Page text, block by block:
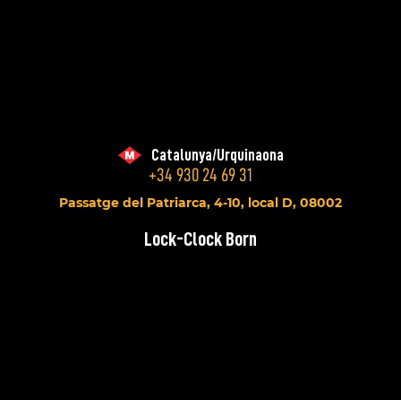
Catalunya/Urquinaona
+34 930 24 69 31
Passatge del Patriarca, 4-10, local D, 08002
Lock-Clock Born